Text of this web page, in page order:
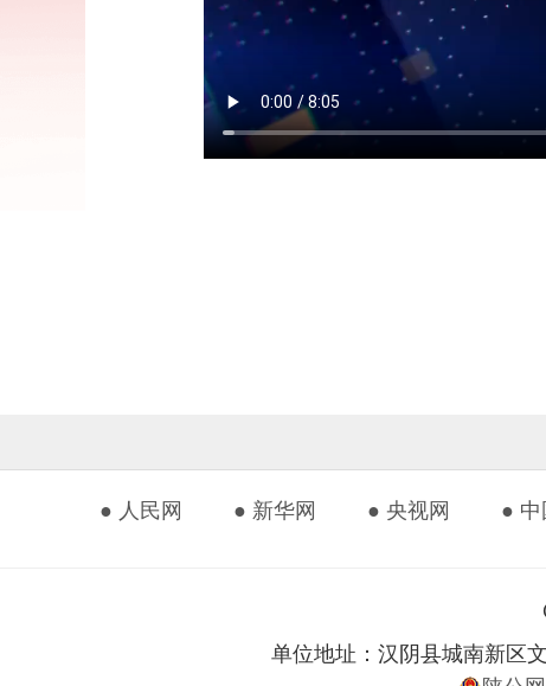
● 人民网 ● 新华网 ● 央视网 ●
单位地址：汉阴县城南新